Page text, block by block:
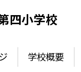
四小学校
学校概要